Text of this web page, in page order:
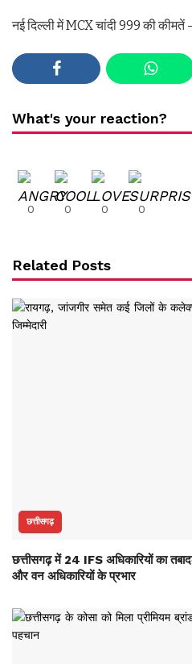
नई दिल्ली में MCX चांदी 999 की कीमतें
What's your reaction?
0 0 0 0
Related Posts
छत्तीसगढ़
छत्तीसगढ़ में 24 IFS अधिकारियों का
और वन अधिकारियों के प्रभार